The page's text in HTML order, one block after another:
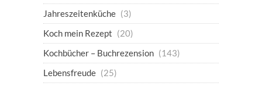
Jahreszeitenküche (3)
Koch mein Rezept (20)
Kochbücher – Buchrezension (143)
Lebensfreude (25)